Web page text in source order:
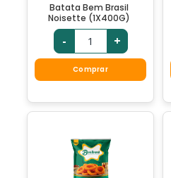
Batata Bem Brasil
Noisette (1X400G)
- +
Comprar